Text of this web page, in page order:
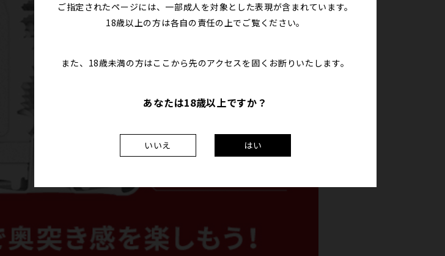
ご指定されたページには、 一部成人を対象とした表現が含まれています。
18歳以上の方は各自の責任の上で ご覧ください。
また、18歳未満の方はここから先のアクセスを固くお断りいたします。
あなたは18歳以上ですか？
いいえ はい